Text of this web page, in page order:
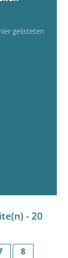
gelisteten
- 20
8